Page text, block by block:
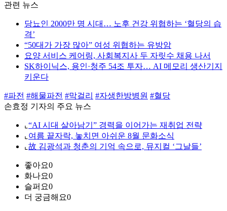
관련 뉴스
당뇨인 2000만 명 시대… 노후 건강 위협하는 ‘혈당의 습
격’
“50대가 가장 많아” 여성 위협하는 유방암
요양 서비스 케어링, 사회복지사 두 자릿수 채용 나서
SK하이닉스, 용인·청주 54조 투자… AI 메모리 생산기지
키운다
#파전 #해물파전 #막걸리 #자생한방병원 #혈당
손효정 기자의 주요 뉴스
⌞ “AI 시대 살아남기” 경력을 이어가는 재취업 전략
⌞ 여름 끝자락, 놓치면 아쉬운 8월 문화소식
⌞ 故 김광석과 청춘의 기억 속으로, 뮤지컬 ‘그날들’
좋아요0
화나요0
슬퍼요0
더 궁금해요0